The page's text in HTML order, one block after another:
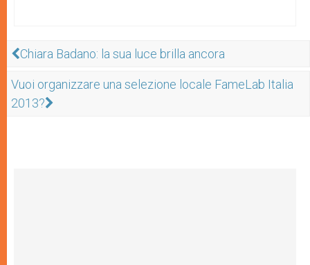
Chiara Badano: la sua luce brilla ancora
Vuoi organizzare una selezione locale FameLab Italia
2013?